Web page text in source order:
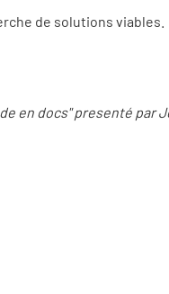
de solutions viables.
en docs" presenté par